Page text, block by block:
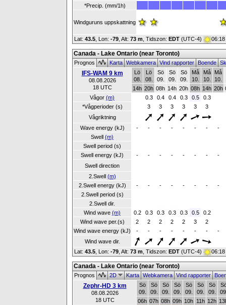
*Precip. (mm/1h)
Windguruns uppskattning
Lat: 43.5 , Lon: -79 Alt: 73 m , Tidszon: EDT (UTC-4)
Canada - Lake Ontario (near Toronto)
Prognos KartaWebkameraVind rapporterBoende
IFS-WAM 9 km
08.08.2026
18 UTC
Lö
08.
Lö
08.
Sö
09.
Sö
09.
Sö
09.
Må
10.
Må
10.
Må
10.
14h 20h 08h 14h 20h 08h 14h 20h
Vågor (m) 0.3 0.4 0.4 0.3 0.5
0.3
*Vågperioder (s)
3 3 3 3 3
3
Vågriktning
Wave energy (kJ)
- - - - - - -
-
Swell (m)
Swell period (s)
Swell energy (kJ)
- - - - - - -
-
Swell direction
2.Swell (m)
2.Swell energy (kJ)
- - - - - - -
-
2.Swell period (s)
2.Swell dir.
Wind wave (m) 0.2 0.3 0.3 0.3 0.3 0.5
0.2
Wind wave per.(s)
2 2 2 2 2 3
2
Wind wave energy (kJ)
- - - - - - -
-
Wind wave dir.
Lat: 43.5 , Lon: -79 Alt: 73 m , Tidszon: EDT (UTC-4)
Canada - Lake Ontario (near Toronto)
Prognos 2D KartaWebkameraVind rapporter
Zephr-HD 3 km
08.08.2026
18 UTC
Sö
09.
Sö
09.
Sö
09.
Sö
09.
Sö
09.
Sö
09.
Sö
09.
06h 07h 08h 09h 10h 11h 12h